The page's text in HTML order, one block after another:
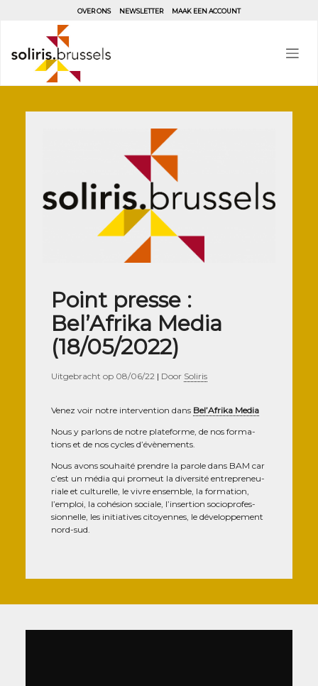
OVER ONS NEWSLETTER MAAK EEN ACCOUNT
Point presse :
Bel’Afrika Media
(18/05/2022)
Uitgebracht op 08/06/22 | Door Soliris
Venez voir notre inter­ven­tion dans Bel’A­fri­ka Media
Nous y par­lons de notre pla­te­forme, de nos for­ma­
tions et de nos cycles d’évènements.
Nous avons sou­hai­té prendre la parole dans BAM car
c’est un média qui pro­meut la diver­si­té entre­pre­neu­
riale et cultu­relle, le vivre ensemble, la for­ma­tion,
l’em­ploi, la cohé­sion sociale, l’in­ser­tion socio­pro­fes­
sion­nelle, les ini­tia­tives citoyennes, le déve­lop­pe­ment
nord-sud.